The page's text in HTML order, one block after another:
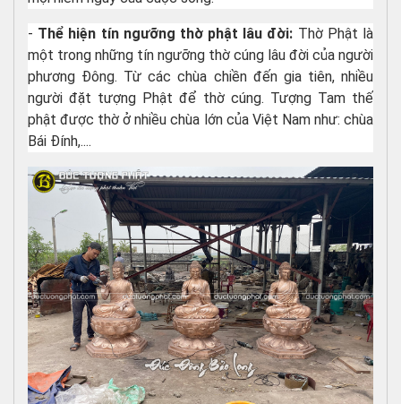
- Thể hiện tín ngưỡng thờ phật lâu đời: Thờ Phật là
một trong những tín ngưỡng thờ cúng lâu đời của người
phương Đông. Từ các chùa chiền đến gia tiên, nhiều
người đặt tượng Phật để thờ cúng. Tượng Tam thế
phật được thờ ở nhiều chùa lớn của Việt Nam như: chùa
Bái Đính,....